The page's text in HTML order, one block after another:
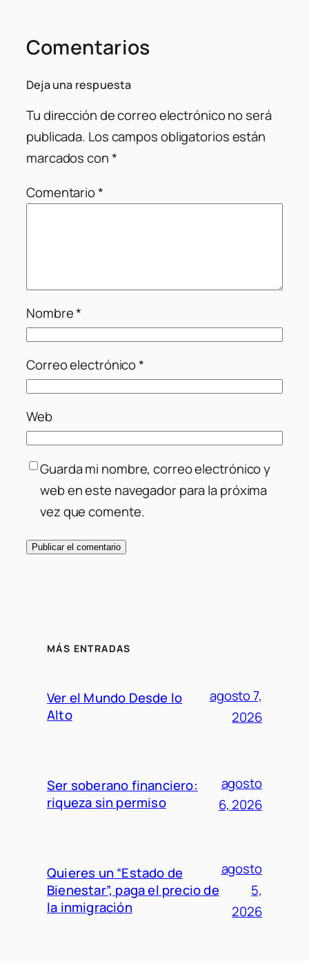
Comentarios
Deja una respuesta
Tu dirección de correo electrónico no será
publicada. Los campos obligatorios están
marcados con*
Comentario*
Nombre*
Correo electrónico*
Web
Guarda mi nombre, correo electrónico y
web en este navegador para la próxima
vez que comente.
MÁS ENTRADAS
Ver el Mundo Desde lo
Alto
agosto 7,
2026
Ser soberano financiero:
riqueza sin permiso
agosto
6, 2026
Quieres un “Estado de
Bienestar”, paga el precio de
la inmigración
agosto
5,
2026